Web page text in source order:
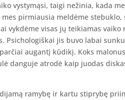
vystymąsi, taigi nežinia, kada
pirmiausia meldėme
vykdėme visas jų teikiamas vaiko
Psichologiškai jis buvo labai
augantį kūdikį. Koks
danguje atrodė kaip juodas
ramybę ir kartu stiprybę